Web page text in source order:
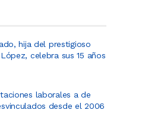
hija del prestigioso
celebra sus 15 años
laborales a de
desde el 2006